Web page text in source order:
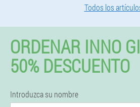
Todos los
ORDENAR INNO
50% DESCUENTO
Introduzca su nombre